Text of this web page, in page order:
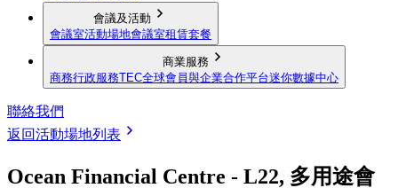
會議及活動
會議室活動場地會議室租賃套餐
商業服務
商務行政服務TEC全球會員與企業合作平台迷你數據中心
聯絡我們
返回活動場地列表
Ocean Financial Centre - L22, 多用途會